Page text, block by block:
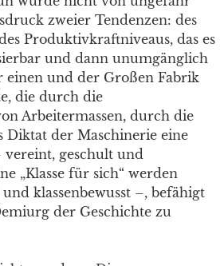
zweier Tendenzen: des
Produktivkraftniveaus, das es
und dann unumgänglich
einen und der Großen Fabrik
die durch die
Arbeitermassen, durch die
Diktat der Maschinerie eine
vereint, geschult und
„Klasse für sich“ werden
klassenbewusst –, befähigt
der Geschichte zu